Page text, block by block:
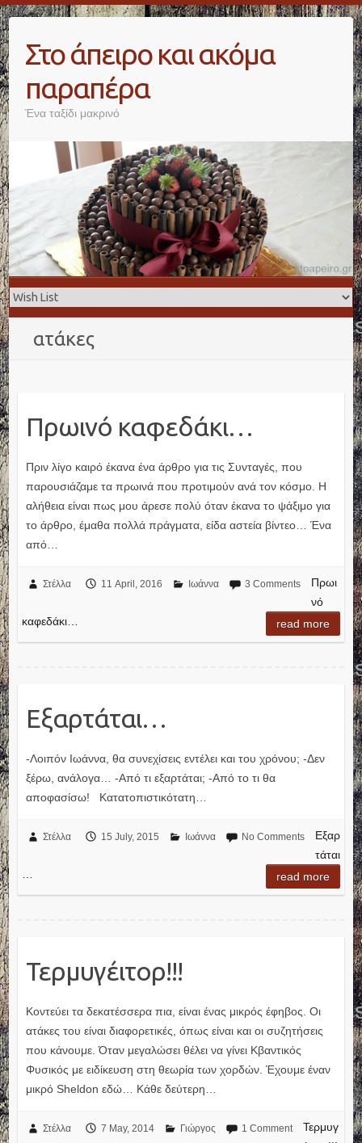
Skip
to
contentΣτο άπειρο και ακόμα
παραπέρα
Ένα ταξίδι μακρινό
ατάκες
Πρωινό καφεδάκι…
Πριν λίγο καιρό έκανα ένα άρθρο για τις Συνταγές, που
παρουσιάζαμε τα πρωινά που προτιμούν ανά τον κόσμο. Η
αλήθεια είναι πως μου άρεσε πολύ όταν έκανα το ψάξιμο για
το άρθρο, έμαθα πολλά πράγματα, είδα αστεία βίντεο… Ένα
από…
Στέλλα 11 April, 2016 Ιωάννα 3 Comments
Πρωι
νό
καφεδάκι…
read more
Εξαρτάται…
-Λοιπόν Ιωάννα, θα συνεχίσεις εντέλει και του χρόνου; -Δεν
ξέρω, ανάλογα… -Από τι εξαρτάται; -Από το τι θα
αποφασίσω! Κατατοπιστικότατη…
Στέλλα 15 July, 2015 Ιωάννα No Comments
Εξαρ
τάται
read more
Τερμυγέιτορ!!!
Κοντεύει τα δεκατέσσερα πια, είναι ένας μικρός έφηβος. Οι
ατάκες του είναι διαφορετικές, όπως είναι και οι συζητήσεις
που κάνουμε. Όταν μεγαλώσει θέλει να γίνει Κβαντικός
Φυσικός με ειδίκευση στη θεωρία των χορδών. Έχουμε έναν
μικρό Sheldon εδώ… Κάθε δεύτερη…
Στέλλα 7 May, 2014 Γιώργος 1 Comment
Τερμυγ